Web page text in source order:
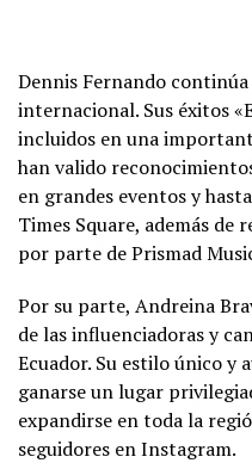
Dennis Fernando
internacional. Sus éxitos
incluidos en una
han valido
en grandes eventos y
Times Square, además
por parte de Prismad
Por su parte, Andreina
de las influenciadoras y
Ecuador. Su estilo único
ganarse un lugar
expandirse en toda la
seguidores en Instagram.